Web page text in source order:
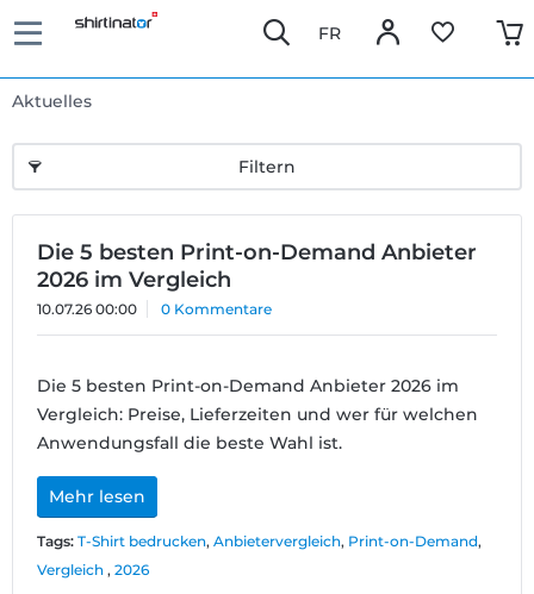
FR
Aktuelles
Filtern
Die 5 besten Print-on-Demand Anbieter
2026 im Vergleich
10.07.26 00:00 0 Kommentare
Die 5 besten Print-on-Demand Anbieter 2026 im
Vergleich: Preise, Lieferzeiten und wer für welchen
Anwendungsfall die beste Wahl ist.
Mehr lesen
Tags: T-Shirt bedrucken, Anbietervergleich, Print-on-Demand,
Vergleich , 2026